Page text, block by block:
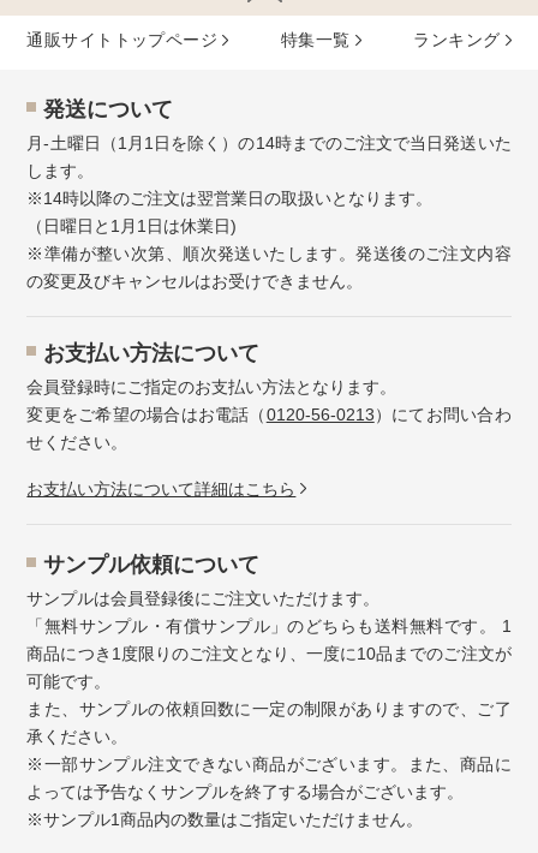
通販サイトトップページ 特集⼀覧 ランキング
発送について
月-土曜日（1月1日を除く）の14時までのご注文で当日発送いた
します。
※14時以降のご注文は翌営業日の取扱いとなります。
（日曜日と1月1日は休業日)
※準備が整い次第、順次発送いたします。発送後のご注文内容
の変更及びキャンセルはお受けできません。
お⽀払い⽅法について
会員登録時にご指定のお支払い方法となります。
変更をご希望の場合はお電話（0120-56-0213）にてお問い合わ
せください。
お⽀払い⽅法について詳細はこちら
サンプル依頼について
サンプルは会員登録後にご注文いただけます。
「無料サンプル・有償サンプル」のどちらも送料無料です。 1
商品につき1度限りのご注文となり、一度に10品までのご注文が
可能です。
また、サンプルの依頼回数に一定の制限がありますので、ご了
承ください。
※一部サンプル注文できない商品がございます。また、商品に
よっては予告なくサンプルを終了する場合がございます。
※サンプル1商品内の数量はご指定いただけません。